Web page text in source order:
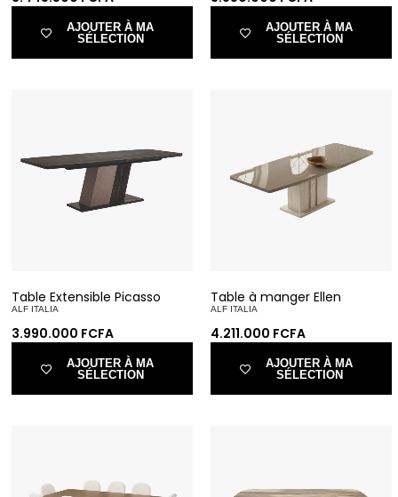
AJOUTER À MA
SÉLECTION
AJOUTER À MA
SÉLECTION
Table Extensible Picasso
ALF ITALIA
3.990.000 FCFA
AJOUTER À MA
SÉLECTION
Table à manger Ellen
ALF ITALIA
4.211.000 FCFA
AJOUTER À MA
SÉLECTION